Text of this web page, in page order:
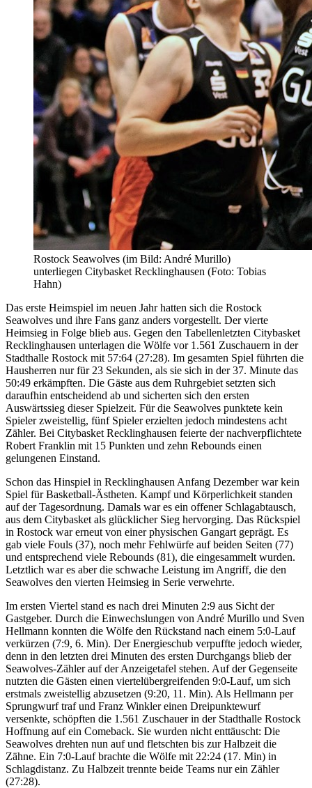
Rostock Seawolves (im Bild: André Murillo)
unterliegen Citybasket Recklinghausen (Foto: Tobias
Hahn)
Das erste Heimspiel im neuen Jahr hatten sich die Rostock
Seawolves und ihre Fans ganz anders vorgestellt. Der vierte
Heimsieg in Folge blieb aus. Gegen den Tabellenletzten Citybasket
Recklinghausen unterlagen die Wölfe vor 1.561 Zuschauern in der
Stadthalle Rostock mit 57:64 (27:28). Im gesamten Spiel führten die
Hausherren nur für 23 Sekunden, als sie sich in der 37. Minute das
50:49 erkämpften. Die Gäste aus dem Ruhrgebiet setzten sich
daraufhin entscheidend ab und sicherten sich den ersten
Auswärtssieg dieser Spielzeit. Für die Seawolves punktete kein
Spieler zweistellig, fünf Spieler erzielten jedoch mindestens acht
Zähler. Bei Citybasket Recklinghausen feierte der nachverpflichtete
Robert Franklin mit 15 Punkten und zehn Rebounds einen
gelungenen Einstand.
Schon das Hinspiel in Recklinghausen Anfang Dezember war kein
Spiel für Basketball-Ästheten. Kampf und Körperlichkeit standen
auf der Tagesordnung. Damals war es ein offener Schlagabtausch,
aus dem Citybasket als glücklicher Sieg hervorging. Das Rückspiel
in Rostock war erneut von einer physischen Gangart geprägt. Es
gab viele Fouls (37), noch mehr Fehlwürfe auf beiden Seiten (77)
und entsprechend viele Rebounds (81), die eingesammelt wurden.
Letztlich war es aber die schwache Leistung im Angriff, die den
Seawolves den vierten Heimsieg in Serie verwehrte.
Im ersten Viertel stand es nach drei Minuten 2:9 aus Sicht der
Gastgeber. Durch die Einwechslungen von André Murillo und Sven
Hellmann konnten die Wölfe den Rückstand nach einem 5:0-Lauf
verkürzen (7:9, 6. Min). Der Energieschub verpuffte jedoch wieder,
denn in den letzten drei Minuten des ersten Durchgangs blieb der
Seawolves-Zähler auf der Anzeigetafel stehen. Auf der Gegenseite
nutzten die Gästen einen viertelübergreifenden 9:0-Lauf, um sich
erstmals zweistellig abzusetzen (9:20, 11. Min). Als Hellmann per
Sprungwurf traf und Franz Winkler einen Dreipunktewurf
versenkte, schöpften die 1.561 Zuschauer in der Stadthalle Rostock
Hoffnung auf ein Comeback. Sie wurden nicht enttäuscht: Die
Seawolves drehten nun auf und fletschten bis zur Halbzeit die
Zähne. Ein 7:0-Lauf brachte die Wölfe mit 22:24 (17. Min) in
Schlagdistanz. Zu Halbzeit trennte beide Teams nur ein Zähler
(27:28).